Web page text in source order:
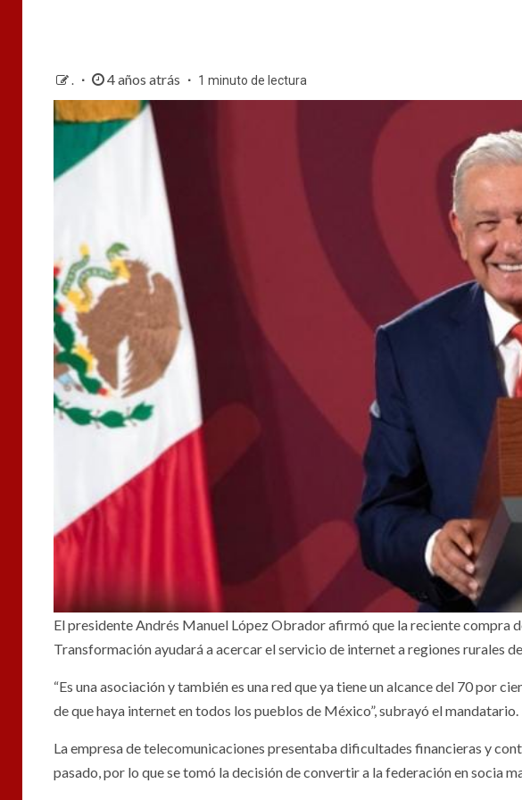
. 4 años atrás 1 minuto de lectura
El presidente Andrés Manuel López Obrador afirmó que la reciente compra
Transformación ayudará a acercar el servicio de internet a regiones rurales
“Es una asociación y también es una red que ya tiene un alcance del 70 por
de que haya internet en todos los pueblos de México”, subrayó el mandatario.
La empresa de telecomunicaciones presentaba dificultades financieras y
pasado, por lo que se tomó la decisión de convertir a la federación en socia